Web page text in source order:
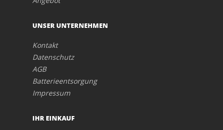
UNSER UNTERNEHMEN
Kontakt
Datenschutz
AGB
Batterieentsorgung
Impressum
IHR EINKAUF